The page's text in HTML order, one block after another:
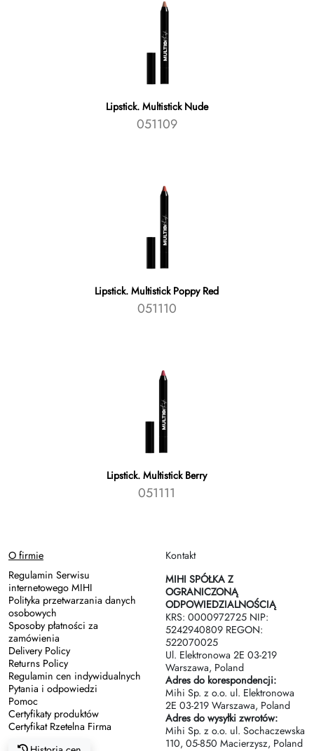
Lipstick. Multistick Nude
051109
Lipstick. Multistick Poppy Red
051110
Lipstick. Multistick Berry
051111
O firmie
Regulamin Serwisu
internetowego MIHI
Polityka przetwarzania danych
osobowych
Sposoby płatności za
zamówienia
Delivery Policy
Returns Policy
Regulamin cen indywidualnych
Pytania i odpowiedzi
Pomoc
Certyfikaty produktów
Certyfikat Rzetelna Firma
Kontakt
MIHI SPÓŁKA Z
OGRANICZONĄ
ODPOWIEDZIALNOŚCIĄ
KRS: 0000972725 NIP:
5242940809 REGON:
522070025
Ul. Elektronowa 2Е 03-219
Warszawa, Poland
Adres do korespondencji:
Mihi Sp. z o.o. ul. Elektronowa
2Е 03-219 Warszawa, Poland
Adres do wysyłki zwrotów:
Mihi Sp. z o.o. ul. Sochaczewska
110, 05-850 Macierzysz, Poland